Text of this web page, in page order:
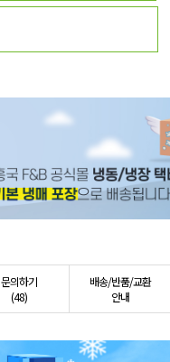
문의하기
(48)
배송/반품/교환
안내